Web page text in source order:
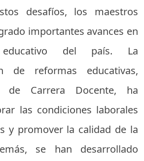
desafíos, los maestros
importantes avances en
del país. La
de reformas educativas,
Carrera Docente, ha
las condiciones laborales
y promover la calidad de la
se han desarrollado